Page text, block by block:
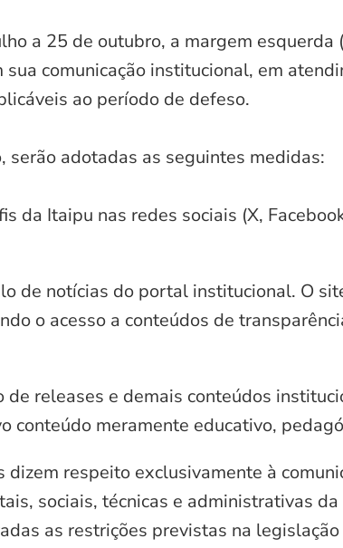
a 25 de outubro, a margem
comunicação institucional, em
ao período de defeso.
serão adotadas as seguintes medidas:
da Itaipu nas redes sociais (X,
de notícias do portal institucional. O
o acesso a conteúdos de
de releases e demais conteúdos
conteúdo meramente educativo,
respeito exclusivamente à
sociais, técnicas e administrativas
as restrições previstas na